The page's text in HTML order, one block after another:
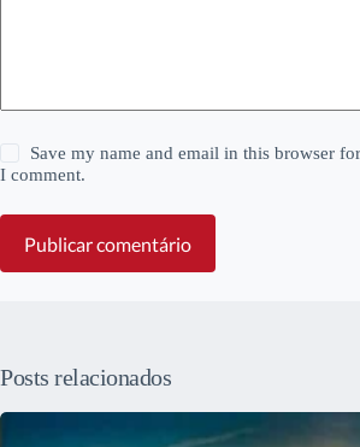
Save my name and email in this browser
I comment.
Publicar comentário
Posts relacionados